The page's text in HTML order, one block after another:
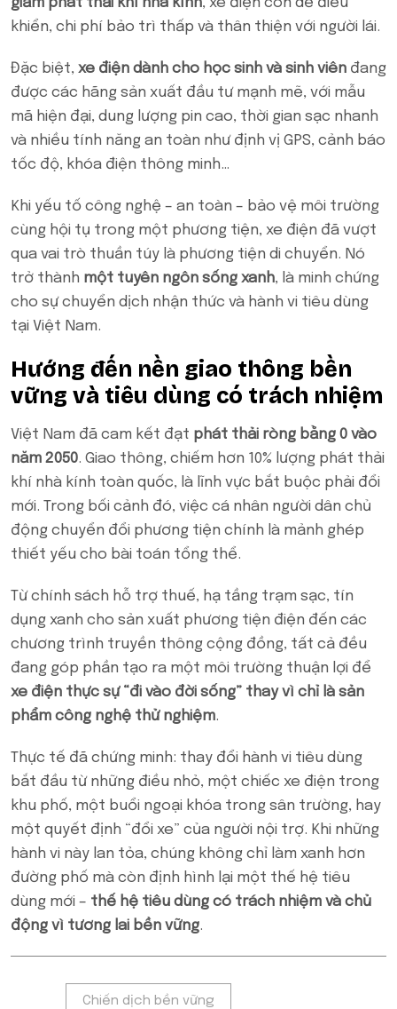
khiển, chi phí bảo trì thấp và thân thiện với người lái.
Đặc biệt, xe điện dành cho học sinh và sinh viên đang
được các hãng sản xuất đầu tư mạnh mẽ, với mẫu
mã hiện đại, dung lượng pin cao, thời gian sạc nhanh
và nhiều tính năng an toàn như định vị GPS, cảnh báo
tốc độ, khóa điện thông minh…
Khi yếu tố công nghệ – an toàn – bảo vệ môi trường
cùng hội tụ trong một phương tiện, xe điện đã vượt
qua vai trò thuần túy là phương tiện di chuyển. Nó
trở thành một tuyên ngôn sống xanh, là minh chứng
cho sự chuyển dịch nhận thức và hành vi tiêu dùng
tại Việt Nam.
Hướng đến nền giao thông bền
vững và tiêu dùng có trách nhiệm
Việt Nam đã cam kết đạt phát thải ròng bằng 0 vào
năm 2050. Giao thông, chiếm hơn 10% lượng phát thải
khí nhà kính toàn quốc, là lĩnh vực bắt buộc phải đổi
mới. Trong bối cảnh đó, việc cá nhân người dân chủ
động chuyển đổi phương tiện chính là mảnh ghép
thiết yếu cho bài toán tổng thể.
Từ chính sách hỗ trợ thuế, hạ tầng trạm sạc, tín
dụng xanh cho sản xuất phương tiện điện đến các
chương trình truyền thông cộng đồng, tất cả đều
đang góp phần tạo ra một môi trường thuận lợi để
xe điện thực sự “đi vào đời sống” thay vì chỉ là sản
phẩm công nghệ thử nghiệm.
Thực tế đã chứng minh: thay đổi hành vi tiêu dùng
bắt đầu từ những điều nhỏ, một chiếc xe điện trong
khu phố, một buổi ngoại khóa trong sân trường, hay
một quyết định “đổi xe” của người nội trợ. Khi những
hành vi này lan tỏa, chúng không chỉ làm xanh hơn
đường phố mà còn định hình lại một thế hệ tiêu
dùng mới – thế hệ tiêu dùng có trách nhiệm và chủ
động vì tương lai bền vững.
Chiến dịch bền vững